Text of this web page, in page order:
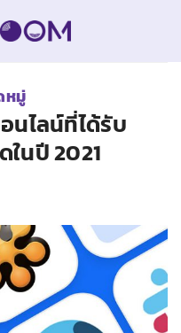
หมู่
นไลน์ที่ได้รับ
นปี 2021